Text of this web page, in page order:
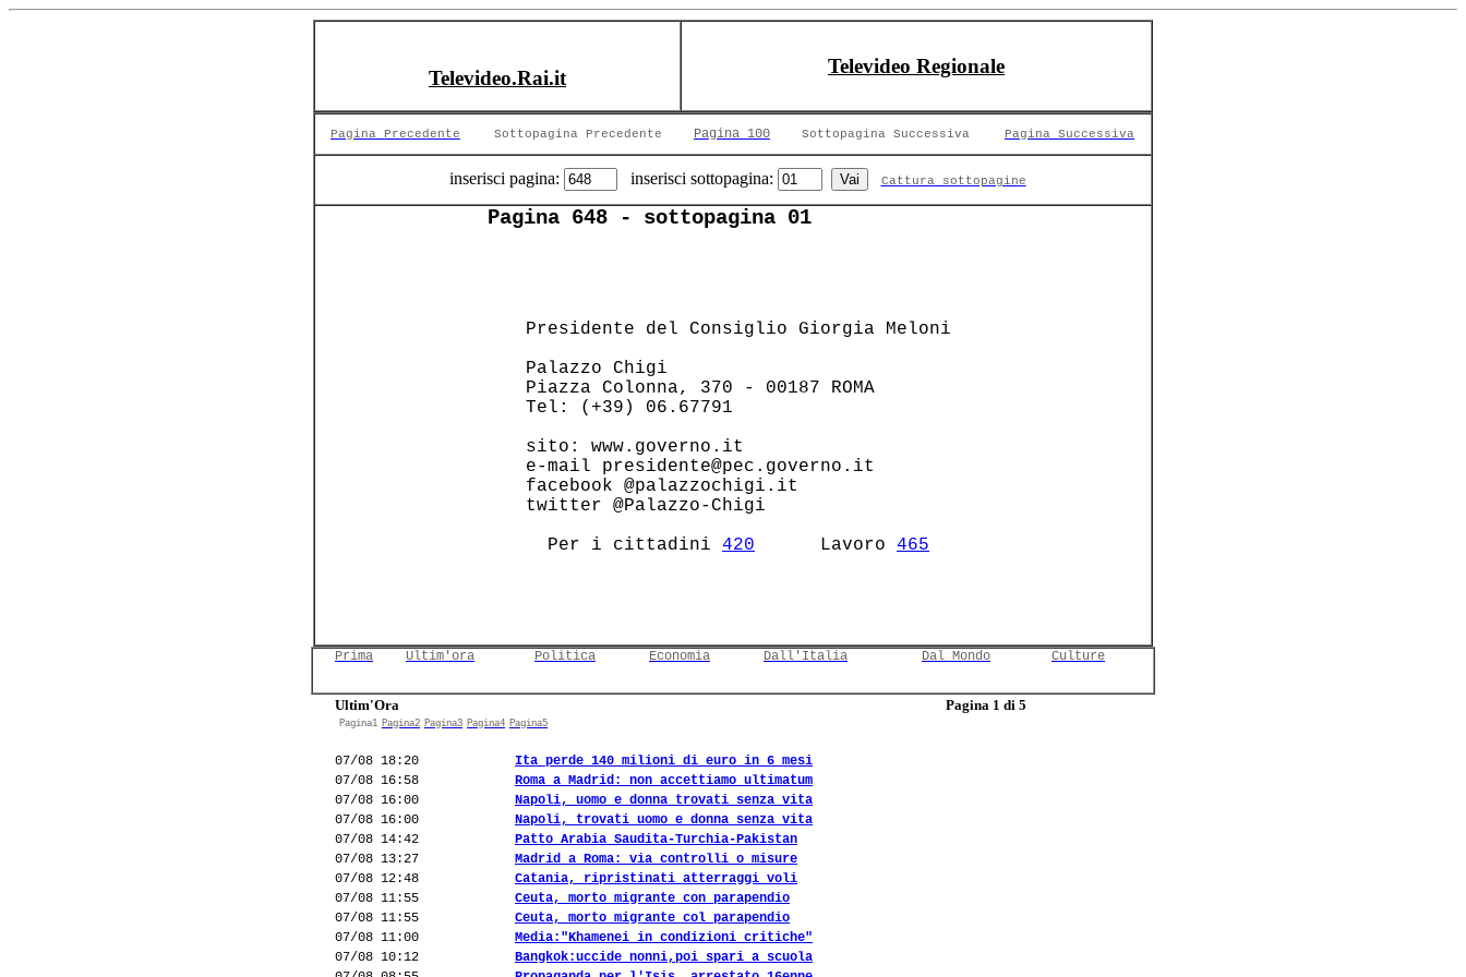
Televideo.Rai.it
Televideo Regionale
Pagina Precedente Sottopagina Precedente Pagina 100 Sottopagina Successiva Pagina Successiva
inserisci pagina: inserisci sottopagina: Cattura sottopagine
Pagina 648 - sottopagina 01
Presidente del Consiglio Giorgia Meloni
Palazzo Chigi
Piazza Colonna, 370 - 00187 ROMA
Tel: (+39) 06.67791
sito: www.governo.it
e-mail presidente@pec.governo.it
facebook @palazzochigi.it
twitter @Palazzo-Chigi
   Per i cittadini
420
      Lavoro
465
Prima Ultim'ora Politica Economia Dall'Italia Dal Mondo Culture
Ultim'Ora Pagina 1 di 5
Pagina1 Pagina2 Pagina3 Pagina4 Pagina5
07/08 18:20
Ita perde 140 milioni di euro in 6 mesi
07/08 16:58
Roma a Madrid: non accettiamo ultimatum
07/08 16:00
Napoli, uomo e donna trovati senza vita
07/08 16:00
Napoli, trovati uomo e donna senza vita
07/08 14:42
Patto Arabia Saudita-Turchia-Pakistan
07/08 13:27
Madrid a Roma: via controlli o misure
07/08 12:48
Catania, ripristinati atterraggi voli
07/08 11:55
Ceuta, morto migrante con parapendio
07/08 11:55
Ceuta, morto migrante col parapendio
07/08 11:00
Media:"Khamenei in condizioni critiche"
07/08 10:12
Bangkok:uccide nonni,poi spari a scuola